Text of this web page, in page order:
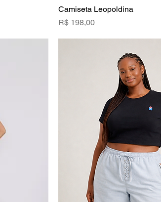
Visualização rápida
Camiseta Leopoldina
Preço
R$ 198,00